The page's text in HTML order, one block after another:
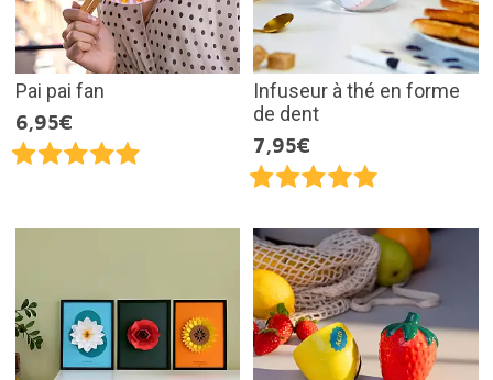
Pai pai fan
6,95€
Infuseur à thé en forme
de dent
7,95€